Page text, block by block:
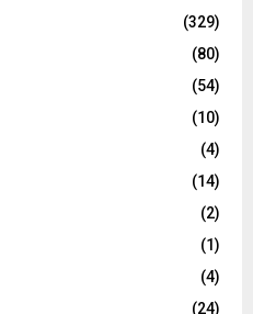
(329)
(80)
(54)
(10)
(4)
(14)
(2)
(1)
(4)
(24)